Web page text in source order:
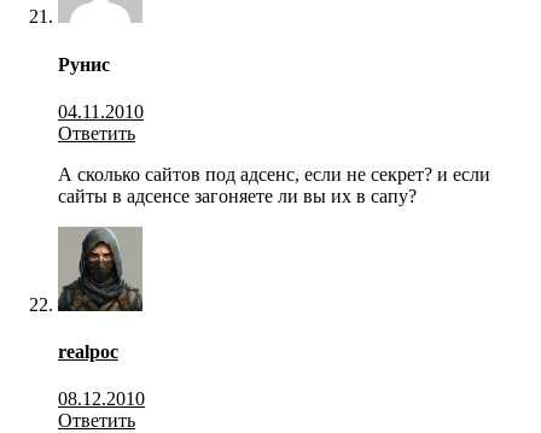
Рунис
04.11.2010
Ответить
А сколько сайтов под адсенс, если не секрет? и если
сайты в адсенсе загоняете ли вы их в сапу?
realpoc
08.12.2010
Ответить